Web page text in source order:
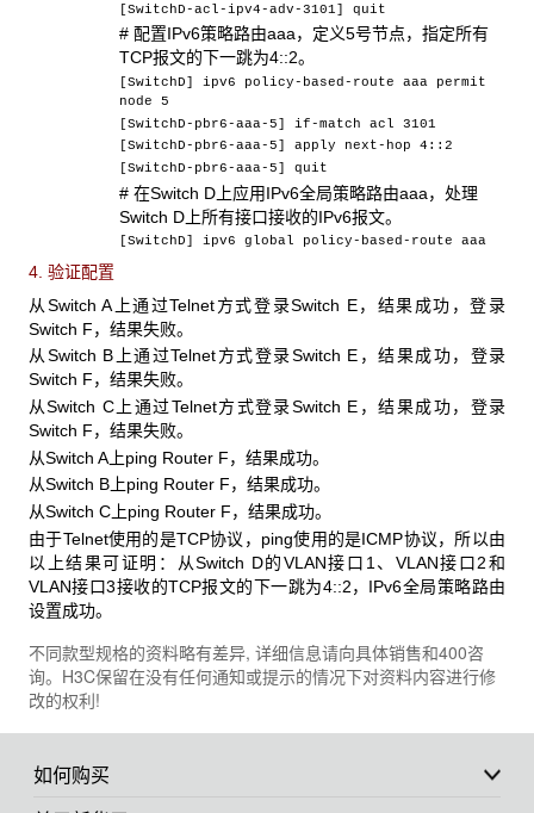
[SwitchD-acl-ipv4-adv-3101] quit
# 配置IPv6策略路由aaa，定义5号节点，指定所有
TCP报文的下一跳为4::2。
[SwitchD] ipv6 policy-based-route aaa permit
node 5
[SwitchD-pbr6-aaa-5] if-match acl 3101
[SwitchD-pbr6-aaa-5] apply next-hop 4::2
[SwitchD-pbr6-aaa-5] quit
# 在Switch D上应用IPv6全局策略路由aaa，处理
Switch D上所有接口接收的IPv6报文。
[SwitchD] ipv6 global policy-based-route aaa
4. 验证配置
从Switch A上通过Telnet方式登录Switch E，结果成功，登录
Switch F，结果失败。
从Switch B上通过Telnet方式登录Switch E，结果成功，登录
Switch F，结果失败。
从Switch C上通过Telnet方式登录Switch E，结果成功，登录
Switch F，结果失败。
从Switch A上ping Router F，结果成功。
从Switch B上ping Router F，结果成功。
从Switch C上ping Router F，结果成功。
由于Telnet使用的是TCP协议，ping使用的是ICMP协议，所以由
以上结果可证明：从Switch D的VLAN接口1、VLAN接口2和
VLAN接口3接收的TCP报文的下一跳为4::2，IPv6全局策略路由
设置成功。
不同款型规格的资料略有差异, 详细信息请向具体销售和400咨
询。H3C保留在没有任何通知或提示的情况下对资料内容进行修
改的权利!
如何购买